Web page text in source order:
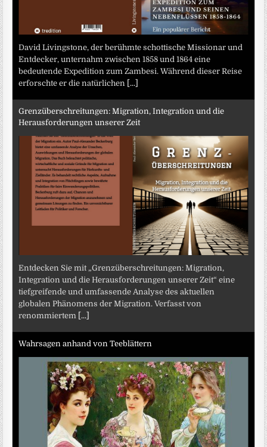
David Livingstone, der berühmte schottische Missionar und
Entdecker, unternahm zwischen 1858 und 1864 eine
bedeutende Expedition zum Zambesi. Während dieser Reise
erforschte er die natürlichen [...]
Grenzüberschreitungen: Migration, Integration und die
Herausforderungen unserer Zeit
Entdecken Sie mit „Grenzüberschreitungen: Migration,
Integration und die Herausforderungen unserer Zeit“ eine
tiefgreifende und umfassende Analyse des aktuellen
globalen Phänomens der Migration. Verfasst von
renommiertem [...]
Wahrsagen anhand von Teeblättern